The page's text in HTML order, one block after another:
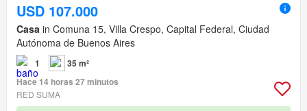
USD 107.000
Casa in Comuna 15, Villa Crespo, Capital Federal, Ciudad
Autónoma de Buenos Aires
1
35 m²
Hace 14 horas 27 minutos
RED SUMA